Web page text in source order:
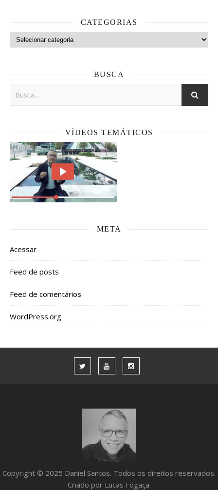
CATEGORIAS
Categorias
BUSCA
VÍDEOS TEMÁTICOS
META
Acessar
Feed de posts
Feed de comentários
WordPress.org
Copyright © 2025 Daniel Santos. Todos os direitos reservados.
Criado por Lucas Fogaça.